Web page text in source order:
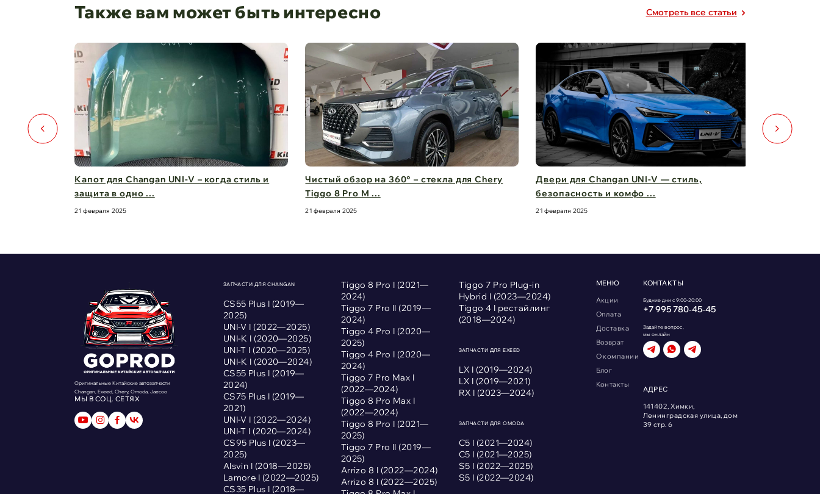
Также вам может быть интересно Cмотреть все статьи
Капот для Changan UNI-V – когда стиль и
защита в одно ...
21 февраля 2025
Чистый обзор на 360° – стекла для Chery
Tiggo 8 Pro M ...
21 февраля 2025
Двери для Changan UNI-V — стиль,
безопасность и комфо ...
21 февраля 2025
Оригинальные Китайские автозапчасти
Changan, Exeed, Chery, Omoda, Jaecoo
МЫ В СОЦ. СЕТЯХ
ЗАПЧАСТИ ДЛЯ CHANGAN
CS55 Plus I (2019—
2025)
UNI-V I (2022—2025)
UNI-K I (2020—2025)
UNI-T I (2020—2025)
UNI-K I (2020—2024)
CS55 Plus I (2019—
2024)
CS75 Plus I (2019—
2021)
UNI-V I (2022—2024)
UNI-T I (2020—2024)
CS95 Plus I (2023—
2025)
Alsvin I (2018—2025)
Lamore I (2022—2025)
CS35 Plus I (2018—
Tiggo 8 Pro I (2021—
2024)
Tiggo 7 Pro II (2019—
2024)
Tiggo 4 Pro I (2020—
2025)
Tiggo 4 Pro I (2020—
2024)
Tiggo 7 Pro Max I
(2022—2024)
Tiggo 8 Pro Max I
(2022—2024)
Tiggo 8 Pro I (2021—
2025)
Tiggo 7 Pro II (2019—
2025)
Arrizo 8 I (2022—2024)
Arrizo 8 I (2022—2025)
Tiggo 7 Pro Plug-in
Hybrid I (2023—2024)
Tiggo 4 I рестайлинг
(2018—2024)
ЗАПЧАСТИ ДЛЯ EXEED
LX I (2019—2024)
LX I (2019—2021)
RX I (2023—2024)
ЗАПЧАСТИ ДЛЯ OMODA
С5 I (2021—2024)
С5 I (2021—2025)
S5 I (2022—2025)
S5 I (2022—2024)
МЕНЮ
Акции
Оплата
Доставка
Возврат
О компании
Блог
Контакты
КОНТАКТЫ
Будние дни с 9:00-20:00
+7 995 780‑45‑45
Задайте вопрос,
мы онлайн
АДРЕС
141402, Химки,
Ленинградская улица, дом
39 стр. 6